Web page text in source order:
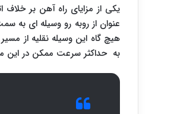
یکی از مزایای راه آهن بر
عنوان از روبه رو وسیله ای
هیچ گاه این وسیله نقلیه از
به حداکثر سرعت ممکن در این